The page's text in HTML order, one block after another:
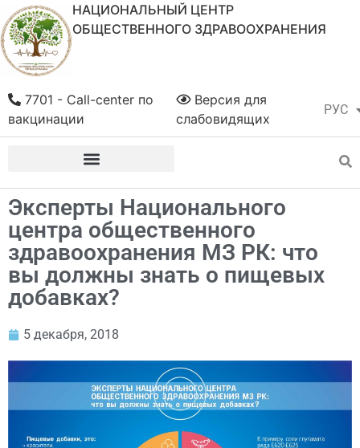
НАЦИОНАЛЬНЫЙ ЦЕНТР
ОБЩЕСТВЕННОГО ЗДРАВООХРАНЕНИЯ
РУС
ҚАЗ
Версия для
слабовидящих
7701 - Call-center по
вакцинации
Эксперты Национального
центра общественного
здравоохранения МЗ РК: что
вы должны знать о пищевых
добавках?
5 декабря, 2018